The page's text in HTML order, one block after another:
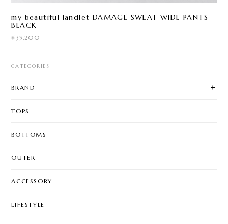
my beautiful landlet DAMAGE SWEAT WIDE PANTS
BLACK
¥35,200
CATEGORIES
BRAND
TOPS
BOTTOMS
OUTER
ACCESSORY
LIFESTYLE